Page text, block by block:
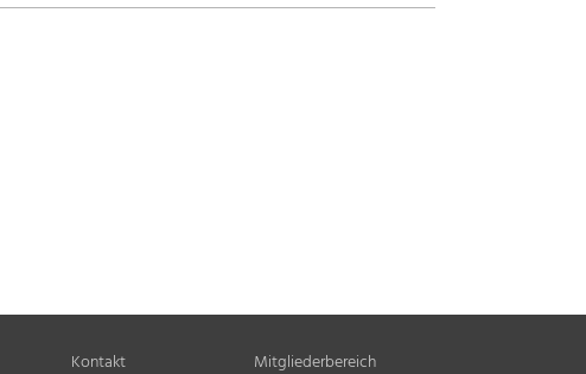
Kontakt Mitgliederbereich